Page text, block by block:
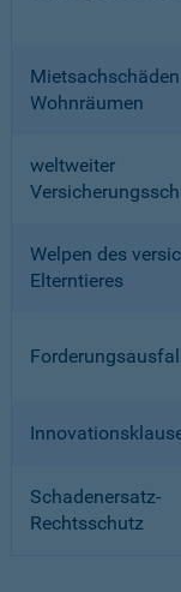
Wohnräumen
weltweiter
Welpen des
Elterntieres
Schadenersatz-
Rechtsschutz